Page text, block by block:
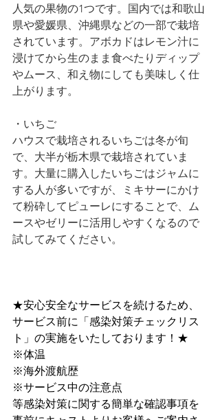
人気の果物の1つです。国内では和歌山
県や愛媛県、沖縄県などの一部で栽培
されています。アボカドはレモン汁に
浸けてから生のまま食べたりディップ
やムース、和え物にしても美味しく仕
上がります。
・いちご
ハウスで栽培されるいちごは冬が旬
で、大半が栃木県で栽培されていま
す。大量に購入したいちごはジャムに
する人が多いですが、ミキサーにかけ
て粉砕してピューレにすることで、ム
ースやゼリーに活用しやすくなるので
試してみてください。
★安心安全なサービスを続けるため、
サービス前に﻿「感染対策チェックリス
ト」﻿の実施をいたしております！★
※体温
※海外渡航歴
※サービス中の注意点
等感染対策に関する簡単な確認事項を